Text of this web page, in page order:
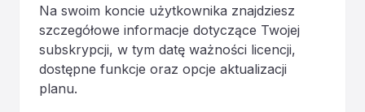
Na swoim koncie użytkownika znajdziesz
szczegółowe informacje dotyczące Twojej
subskrypcji, w tym datę ważności licencji,
dostępne funkcje oraz opcje aktualizacji
planu.